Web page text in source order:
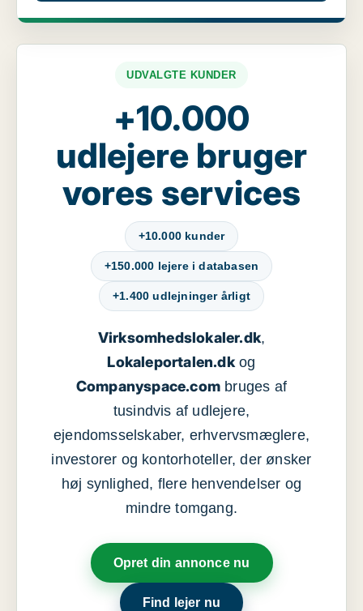
UDVALGTE KUNDER
+10.000
udlejere bruger
vores services
+10.000 kunder
+150.000 lejere i databasen
+1.400 udlejninger årligt
Virksomhedslokaler.dk,
Lokaleportalen.dkog
Companyspace.com bruges af
tusindvis af udlejere,
ejendomsselskaber, erhvervsmæglere,
investorer og kontorhoteller, der ønsker
høj synlighed, flere henvendelser og
mindre tomgang.
Opret din annonce nu
Find lejer nu